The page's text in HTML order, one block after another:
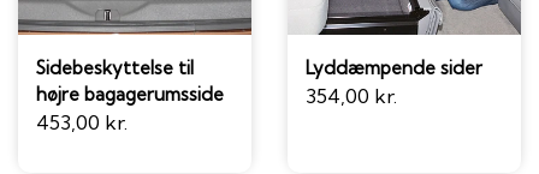
Sidebeskyttelse til
højre bagagerumsside
453,00 kr.
Lyddæmpende sider
354,00 kr.